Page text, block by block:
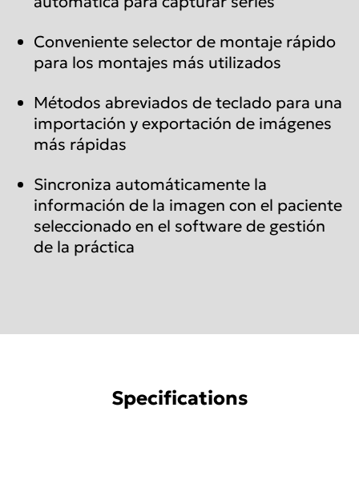
Conveniente selector de montaje rápido
para los montajes más utilizados
Métodos abreviados de teclado para una
importación y exportación de imágenes
más rápidas
Sincroniza automáticamente la
información de la imagen con el paciente
seleccionado en el software de gestión
de la práctica
Specifications